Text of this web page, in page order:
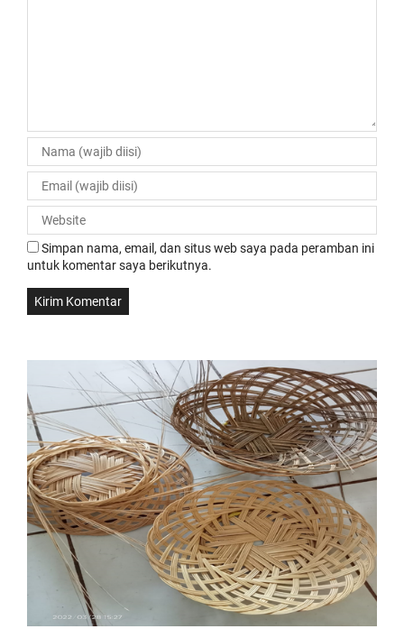
Simpan nama, email, dan situs web saya pada peramban ini
untuk komentar saya berikutnya.